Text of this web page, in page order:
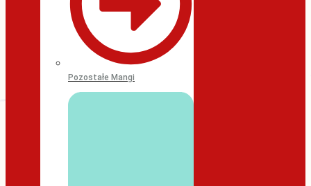
Pozostałe Mangi